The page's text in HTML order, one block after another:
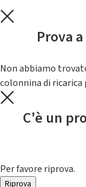
Prova
Non abbiamo
colonnina di
C'è un
Per favore riprova.
Riprova